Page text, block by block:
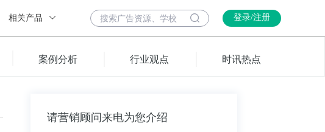
相关产品 登录/注册
案例分析 行业观点 时讯热点
请营销顾问来电为您介绍